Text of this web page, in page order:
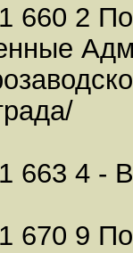
660 2
663 4 -
670 9